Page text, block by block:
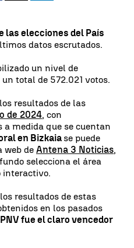
las elecciones del País
datos escrutados.
un nivel de
un total de 572.021 votos.
resultados de las
de 2024, con
medida que se cuentan
en Bizkaia se puede
web de Antena 3 Noticias,
selecciona el área
interactivo.
resultados de estas
en los pasados
fue el claro vencedor